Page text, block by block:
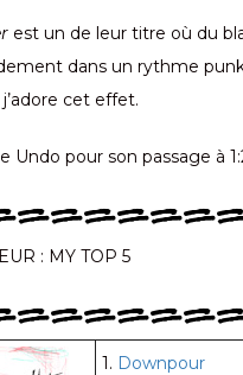
est un de leur titre où du
dans un rythme
cet effet.
Undo pour son passage à
: MY TOP 5
1. Downpour